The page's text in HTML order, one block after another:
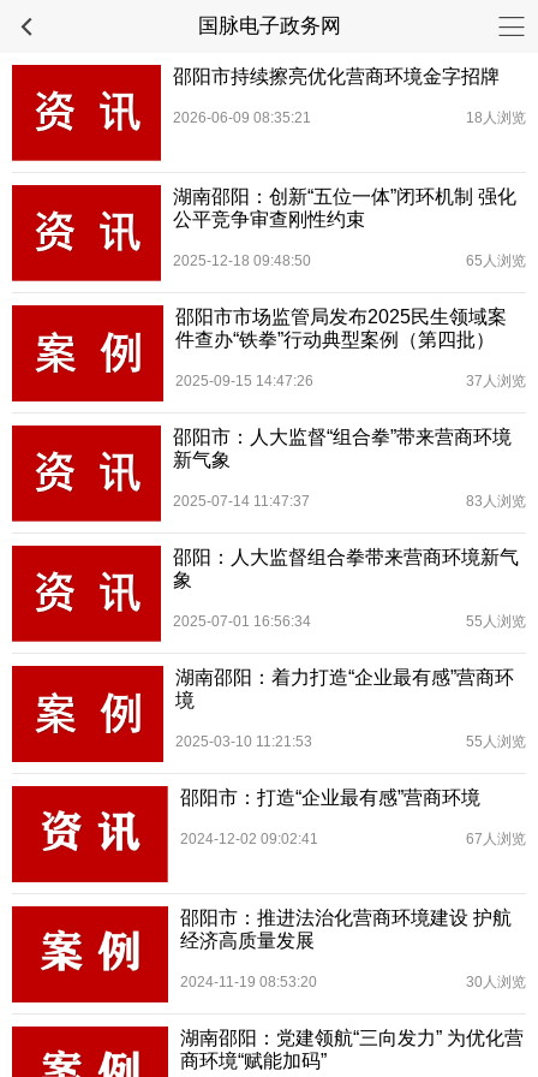
国脉电子政务网
邵阳市持续擦亮优化营商环境金字招牌
2026-06-09 08:35:21 18人浏览
湖南邵阳：创新“五位一体”闭环机制 强化
公平竞争审查刚性约束
2025-12-18 09:48:50 65人浏览
邵阳市市场监管局发布2025民生领域案
件查办“铁拳”行动典型案例（第四批）
2025-09-15 14:47:26 37人浏览
邵阳市：人大监督“组合拳”带来营商环境
新气象
2025-07-14 11:47:37 83人浏览
邵阳：人大监督组合拳带来营商环境新气
象
2025-07-01 16:56:34 55人浏览
湖南邵阳：着力打造“企业最有感”营商环
境
2025-03-10 11:21:53 55人浏览
邵阳市：打造“企业最有感”营商环境
2024-12-02 09:02:41 67人浏览
邵阳市：推进法治化营商环境建设 护航
经济高质量发展
2024-11-19 08:53:20 30人浏览
湖南邵阳：党建领航“三向发力” 为优化营
商环境“赋能加码”